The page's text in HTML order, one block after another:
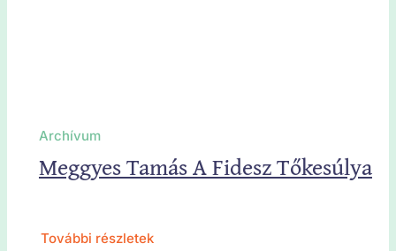
Archívum
Meggyes Tamás A Fidesz Tőkesúlya
További részletek